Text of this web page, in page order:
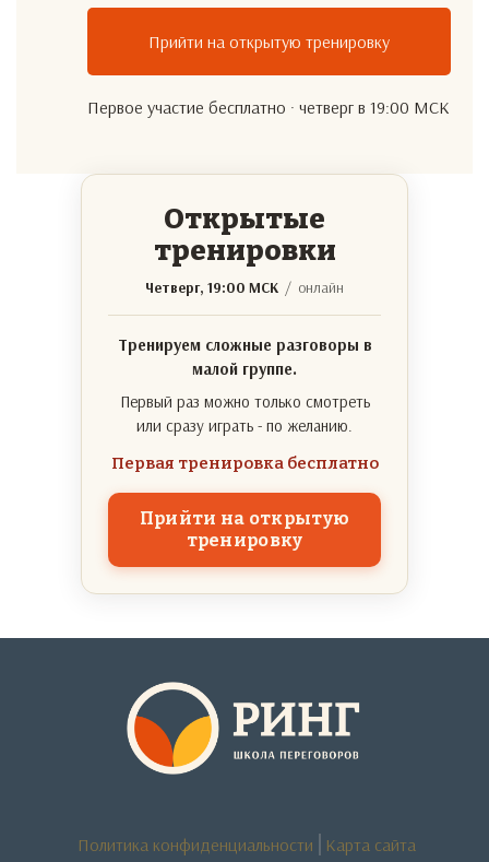
Прийти на открытую тренировку
Первое участие бесплатно · четверг в 19:00 МСК
Открытые
тренировки
Четверг, 19:00 МСК / онлайн
Тренируем сложные разговоры в
малой группе.
Первый раз можно только смотреть
или сразу играть - по желанию.
Первая тренировка бесплатно
Прийти на открытую
тренировку
Политика конфиденциальности Карта сайта